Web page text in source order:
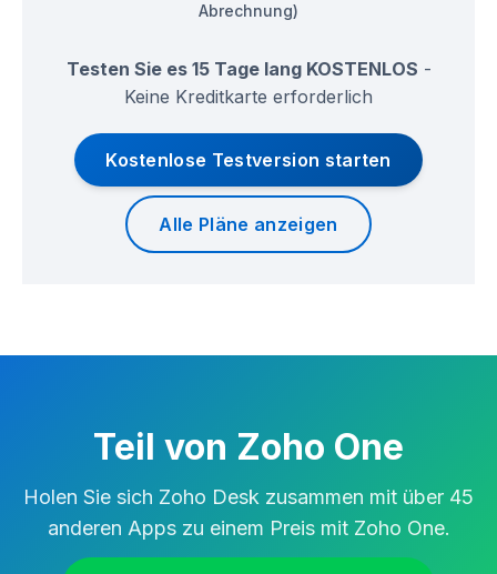
Abrechnung)
Testen Sie es 15 Tage lang KOSTENLOS -
Keine Kreditkarte erforderlich
Kostenlose Testversion starten
Alle Pläne anzeigen
Teil von Zoho One
Holen Sie sich Zoho Desk zusammen mit über 45
anderen Apps zu einem Preis mit Zoho One.